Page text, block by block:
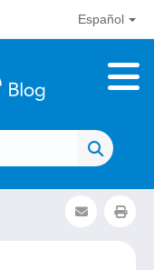
Español